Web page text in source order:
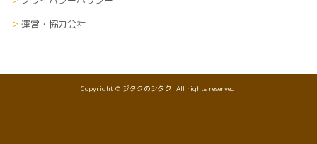
運営・協力会社
Copyright © ジタクのシタク. All rights reserved.